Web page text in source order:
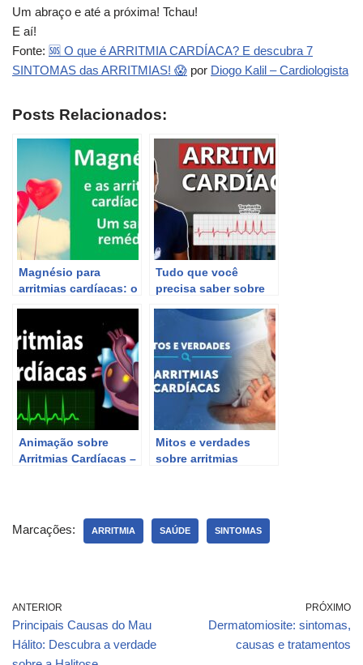
Um abraço e até a próxima! Tchau!
E aí!
Fonte: 🆘 O que é ARRITMIA CARDÍACA? E descubra 7
SINTOMAS das ARRITMIAS! 😱 por Diogo Kalil – Cardiologista
Posts Relacionados:
Magnésio para
arritmias cardíacas: o
Tudo que você
precisa saber sobre
(Cardio 07)
Animação sobre
Arritmias Cardíacas –
Mitos e verdades
sobre arritmias
Marcações: ARRITMIA SAÚDE SINTOMAS
ANTERIOR
Principais Causas do Mau
Hálito: Descubra a verdade
PRÓXIMO
Dermatomiosite: sintomas,
causas e tratamentos